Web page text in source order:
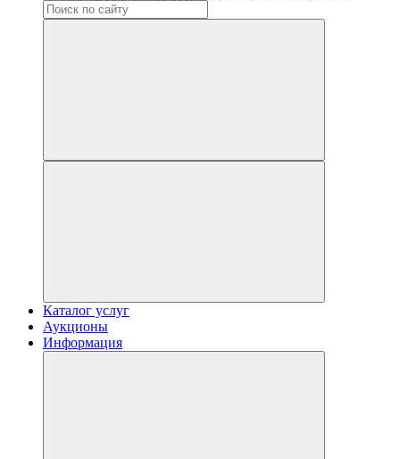
Каталог услуг
Аукционы
Информация